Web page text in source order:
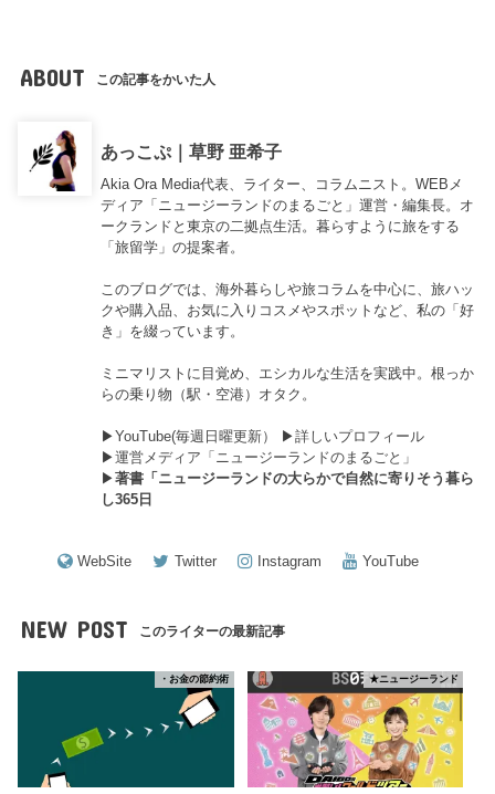
ABOUT この記事をかいた人
あっこぷ｜草野 亜希子
Akia Ora Media代表、ライター、コラムニスト。WEBメ
ディア「ニュージーランドのまるごと」運営・編集長。オ
ークランドと東京の二拠点生活。暮らすように旅をする
「旅留学」の提案者。
このブログでは、海外暮らしや旅コラムを中心に、旅ハッ
クや購入品、お気に入りコスメやスポットなど、私の「好
き」を綴っています。
ミニマリストに目覚め、エシカルな生活を実践中。根っか
らの乗り物（駅・空港）オタク。
▶︎YouTube(毎週日曜更新） ▶︎詳しいプロフィール
▶︎運営メディア「ニュージーランドのまるごと」
▶︎著書「ニュージーランドの大らかで自然に寄りそう暮ら
し365日
WebSite Twitter Instagram YouTube
NEW POST このライターの最新記事
・お金の節約術 ★ニュージーランド